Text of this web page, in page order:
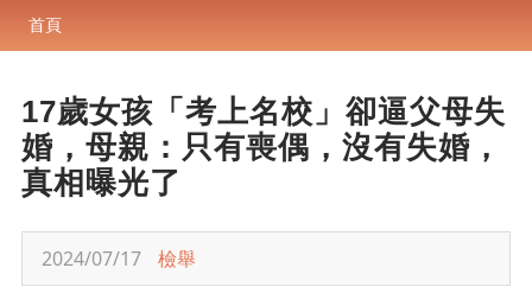
首頁
17歲女孩「考上名校」卻逼父母失
婚，母親：只有喪偶，沒有失婚，
真相曝光了
2024/07/17 檢舉